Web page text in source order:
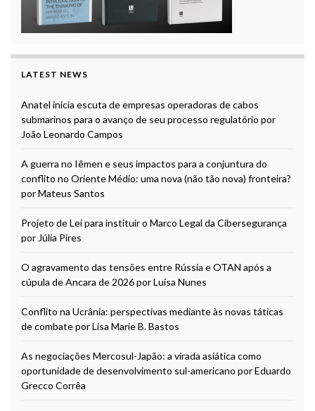
LATEST NEWS
Anatel inicia escuta de empresas operadoras de cabos
submarinos para o avanço de seu processo regulatório por
João Leonardo Campos
A guerra no Iêmen e seus impactos para a conjuntura do
conflito no Oriente Médio: uma nova (não tão nova) fronteira?
por Mateus Santos
Projeto de Lei para instituir o Marco Legal da Cibersegurança
por Júlia Pires
O agravamento das tensões entre Rússia e OTAN após a
cúpula de Ancara de 2026 por Luísa Nunes
Conflito na Ucrânia: perspectivas mediante às novas táticas
de combate por Lisa Marie B. Bastos
As negociações Mercosul-Japão: a virada asiática como
oportunidade de desenvolvimento sul-americano por Eduardo
Grecco Corrêa